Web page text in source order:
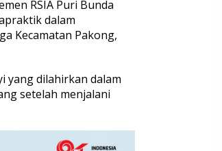
RSIA Puri Bunda
dalam
Kecamatan Pakong,
yang dilahirkan dalam
setelah menjalani